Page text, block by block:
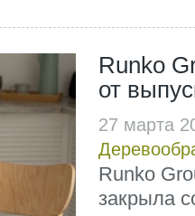
Runko
от
27 марта
Runko
закрыла